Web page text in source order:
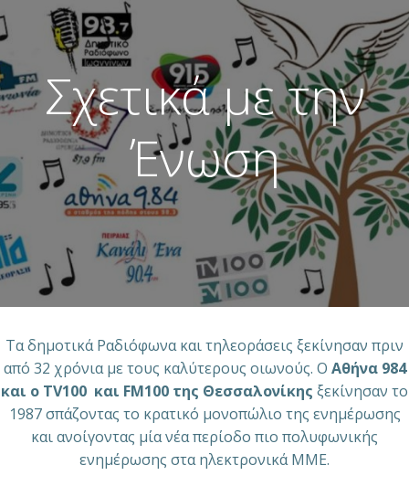
content
Σχετικά με την
Ένωση
Τα δημοτικά Ραδιόφωνα και τηλεοράσεις ξεκίνησαν πριν
από 32 χρόνια με τους καλύτερους οιωνούς. Ο Αθήνα 984
και ο ΤV100 και FM100 της Θεσσαλονίκης ξεκίνησαν το
1987 σπάζοντας το κρατικό μονοπώλιο της ενημέρωσης
και ανοίγοντας μία νέα περίοδο πιο πολυφωνικής
ενημέρωσης στα ηλεκτρονικά ΜΜΕ.